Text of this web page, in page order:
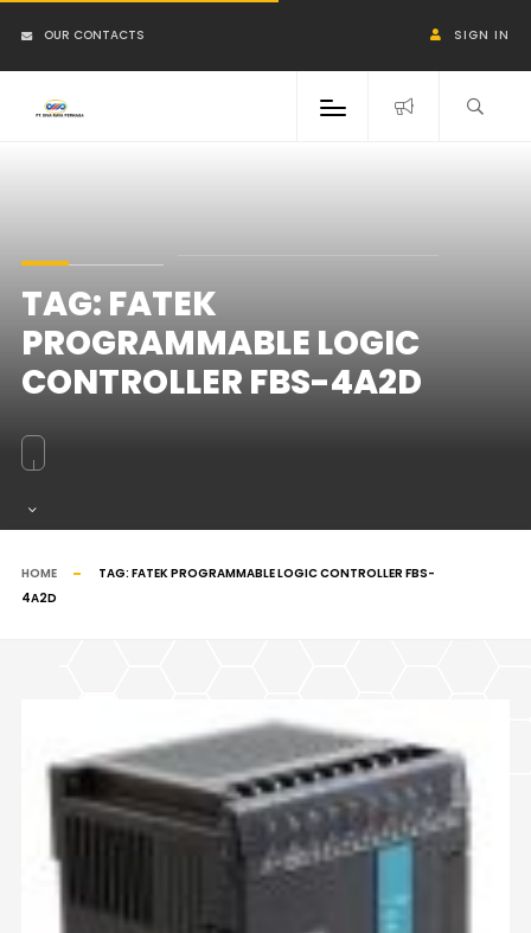
OUR CONTACTS SIGN IN
TAG: FATEK
PROGRAMMABLE LOGIC
CONTROLLER FBS-4A2D
HOME TAG: FATEK PROGRAMMABLE LOGIC CONTROLLER FBS-
4A2D